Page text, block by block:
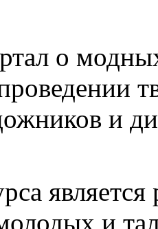
о
и
является
и